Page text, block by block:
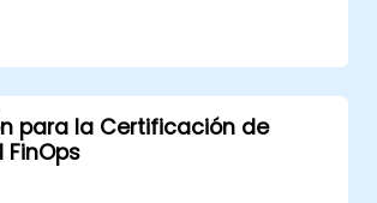
la colaboración entre las
de finanzas, ingeniería y
para alinear el gasto en la nube.
de FinOps para la
de costos, las previsiones y la
para la Certificación de
FinOps